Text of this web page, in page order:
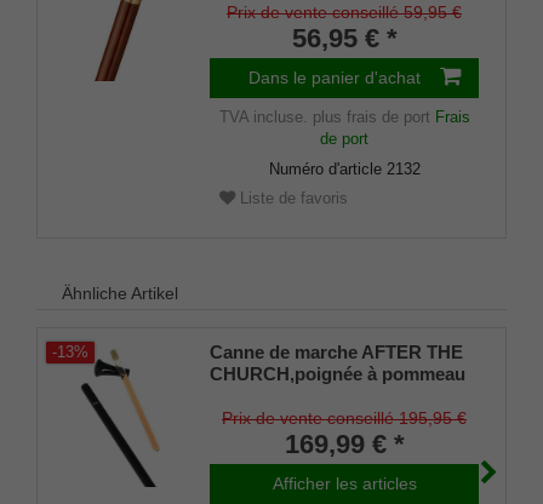
dur brun, canne de randonnée,
divisible, compartiment secret,
femmes, hommes, butoir en
caoutchouc
Prix de vente conseillé 59,95 €
56,95 € *
Dans le panier d'achat
TVA incluse. plus frais de port Frais
de port
Numéro d'article 2132
Liste de favoris
Ähnliche Artikel
-13%
Canne de marche AFTER THE
CHURCH,poignée à pommeau
en verre sous la poignée
dévissable, 100 cm y compris
amortisseur en caoutchouc
Prix de vente conseillé 195,95 €
169,99 € *
Afficher les articles